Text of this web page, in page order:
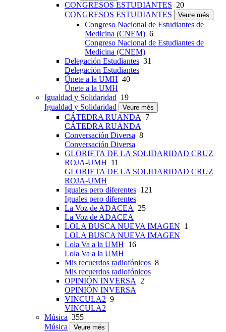
CONGRESOS ESTUDIANTES 20
CONGRESOS ESTUDIANTES
Veure més
Congreso Nacional de Estudiantes de
Medicina (CNEM) 6
Congreso Nacional de Estudiantes de
Medicina (CNEM)
Delegación Estudiantes 31
Delegación Estudiantes
Únete a la UMH 40
Únete a la UMH
Igualdad y Solidaridad 19
Igualdad y Solidaridad
Veure més
CÁTEDRA RUANDA
7
CÁTEDRA RUANDA
Conversación Diversa 8
Conversación Diversa
GLORIETA DE LA SOLIDARIDAD CRUZ
ROJA-UMH 11
GLORIETA DE LA SOLIDARIDAD CRUZ
ROJA-UMH
Iguales pero diferentes 121
Iguales pero diferentes
La Voz de ADACEA
25
La Voz de ADACEA
LOLA BUSCA NUEVA IMAGEN 1
LOLA BUSCA NUEVA IMAGEN
Lola Va a la UMH 16
Lola Va a la UMH
Mis recuerdos radiofónicos 8
Mis recuerdos radiofónicos
OPINIÓN INVERSA
2
OPINIÓN INVERSA
VINCULA2 9
VINCULA2
Música 355
Música
Veure més